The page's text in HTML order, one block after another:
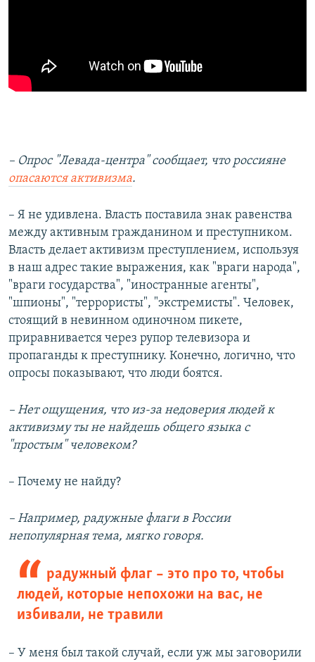
– Опрос "Левада-центра" сообщает, что россияне
опасаются активизма.
– Я не удивлена. Власть поставила знак равенства
между активным гражданином и преступником.
Власть делает активизм преступлением, используя
в наш адрес такие выражения, как "враги народа",
"враги государства", "иностранные агенты",
"шпионы", "террористы", "экстремисты". Человек,
стоящий в невинном одиночном пикете,
приравнивается через рупор телевизора и
пропаганды к преступнику. Конечно, логично, что
опросы показывают, что люди боятся.
– Нет ощущения, что из-за недоверия людей к
активизму ты не найдешь общего языка с
"простым" человеком?
– Почему не найду?
– Например, радужные флаги в России
непопулярная тема, мягко говоря.
радужный флаг – это про то, чтобы
людей, которые непохожи на вас, не
избивали, не травили
– У меня был такой случай, если уж мы заговорили